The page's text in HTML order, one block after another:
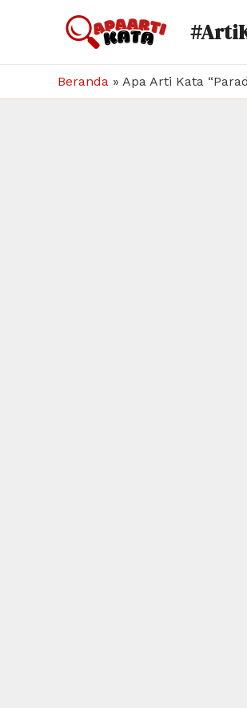
Beranda » Apa Arti Kata